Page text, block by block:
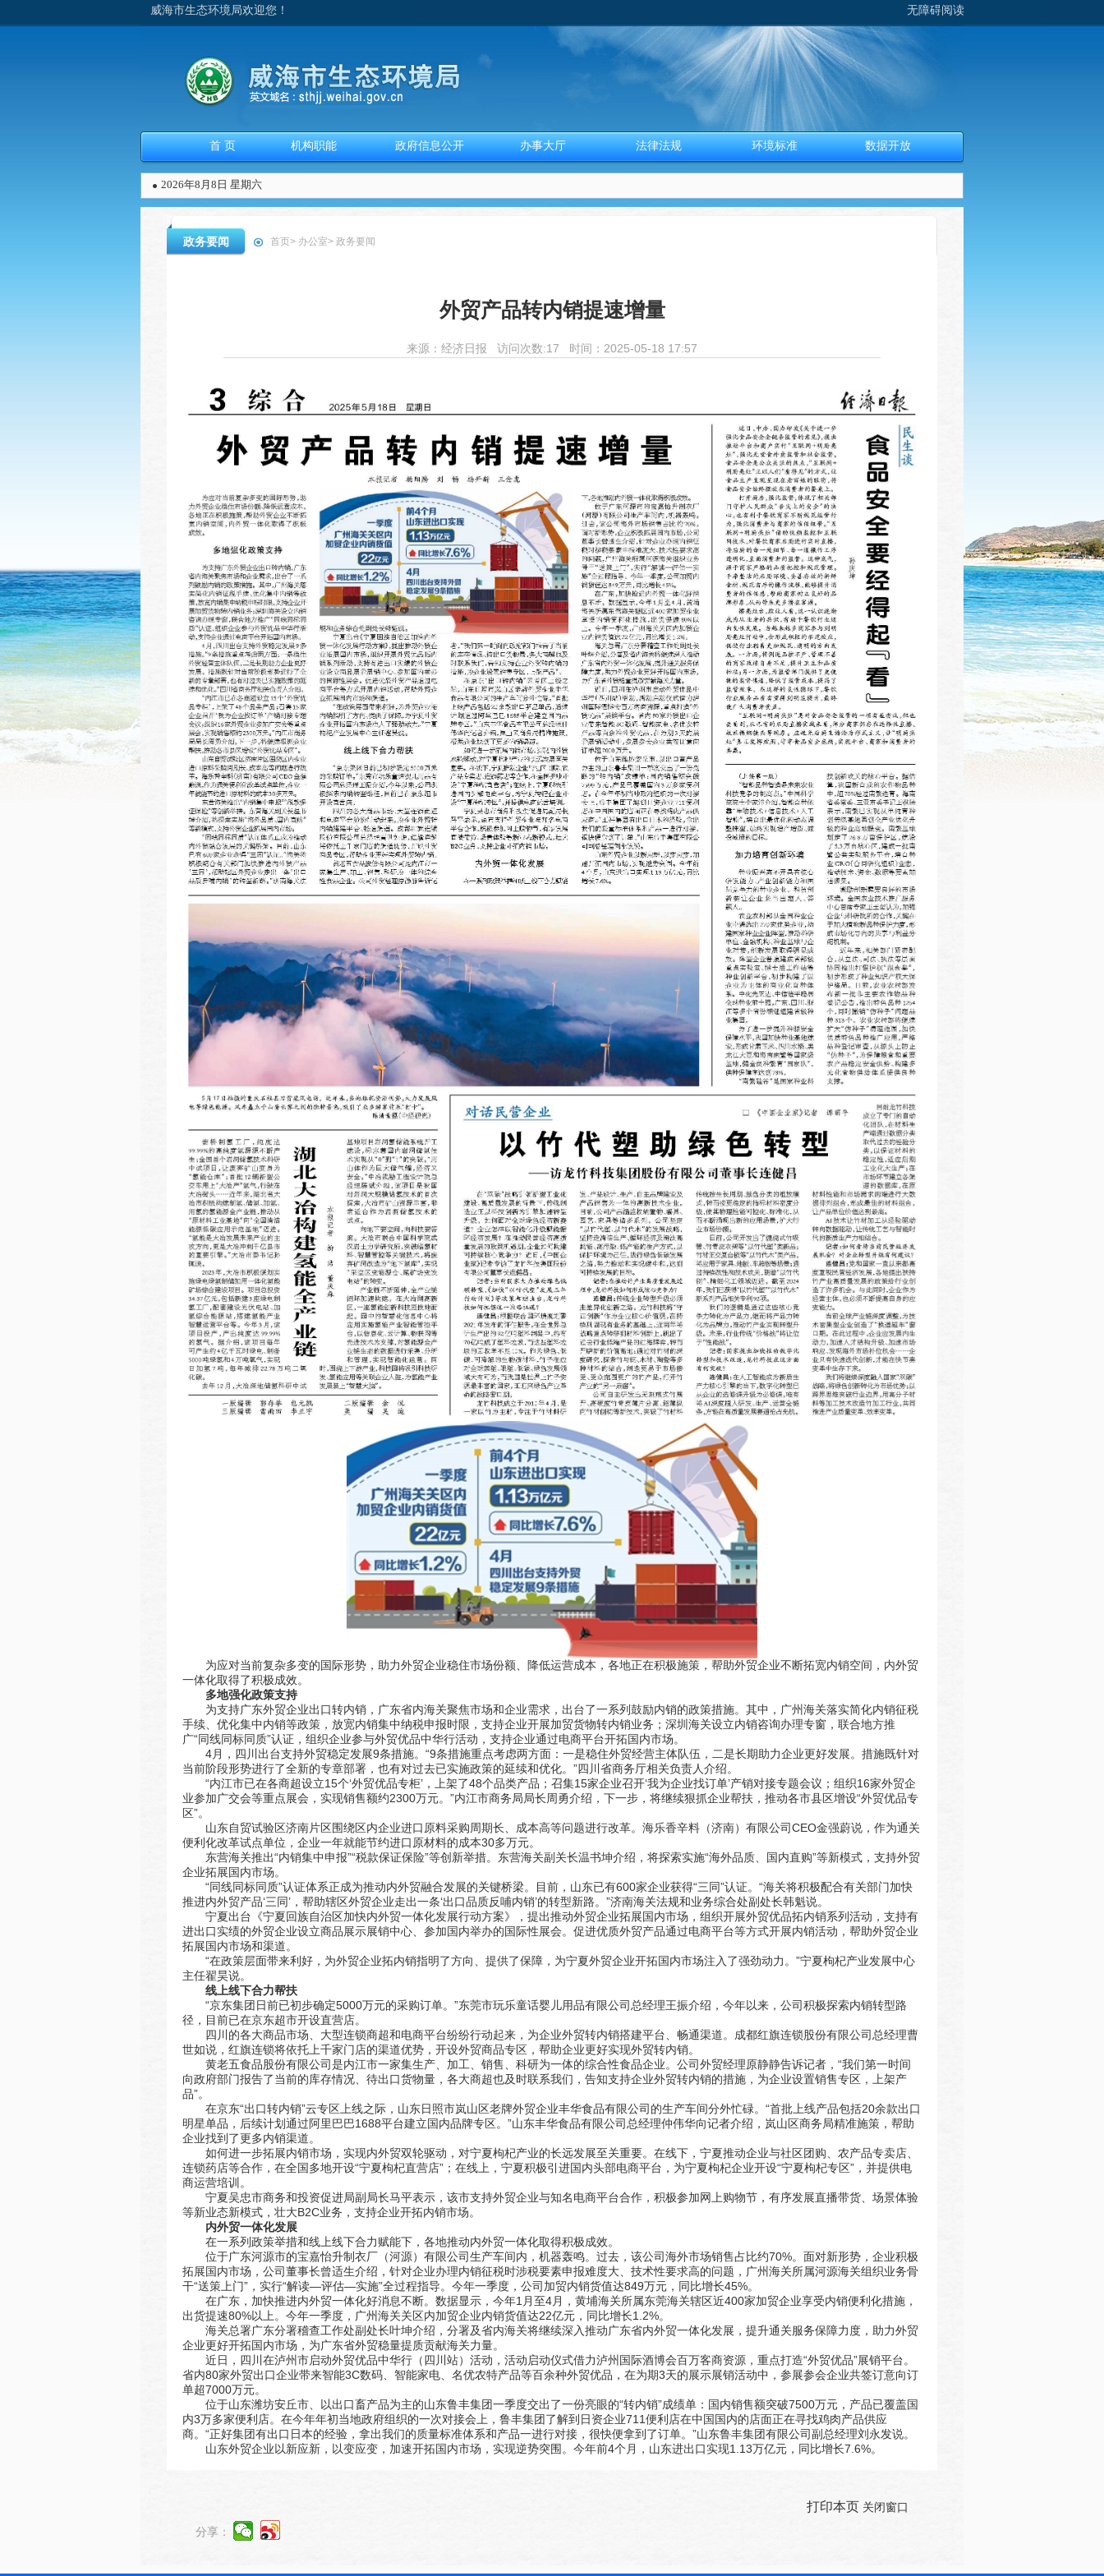
威海市生态环境局欢迎您！ 无障碍阅读
首 页 机构职能 政府信息公开 办事大厅 法律法规 环境标准 数据开放
2026年8月8日 星期六
政务要闻 首页> 办公室> 政务要闻
外贸产品转内销提速增量
来源： 经济日报 访问次数:17 时间：2025-05-18 17:57
为应对当前复杂多变的国际形势，助力外贸企业稳住市场份额、降低运营成本，各地正在积极施策，帮助外贸企业不断拓宽内销空间，内外贸
一体化取得了积极成效。
多地强化政策支持
为支持广东外贸企业出口转内销，广东省内海关聚焦市场和企业需求，出台了一系列鼓励内销的政策措施。其中，广州海关落实简化内销征税
手续、优化集中内销等政策，放宽内销集中纳税申报时限，支持企业开展加贸货物转内销业务；深圳海关设立内销咨询办理专窗，联合地方推
广“同线同标同质”认证，组织企业参与外贸优品中华行活动，支持企业通过电商平台开拓国内市场。
4月，四川出台支持外贸稳定发展9条措施。“9条措施重点考虑两方面：一是稳住外贸经营主体队伍，二是长期助力企业更好发展。措施既针对
当前阶段形势进行了全新的专章部署，也有对过去已实施政策的延续和优化。”四川省商务厅相关负责人介绍。
“内江市已在各商超设立15个‘外贸优品专柜’，上架了48个品类产品；召集15家企业召开‘我为企业找订单’产销对接专题会议；组织16家外贸企
业参加广交会等重点展会，实现销售额约2300万元。”内江市商务局局长周勇介绍，下一步，将继续狠抓企业帮扶，推动各市县区增设“外贸优品专
区”。
山东自贸试验区济南片区围绕区内企业进口原料采购周期长、成本高等问题进行改革。海乐香辛料（济南）有限公司CEO金强蔚说，作为通关
便利化改革试点单位，企业一年就能节约进口原材料的成本30多万元。
东营海关推出“内销集中申报”“税款保证保险”等创新举措。东营海关副关长温书坤介绍，将探索实施“海外品质、国内直购”等新模式，支持外贸
企业拓展国内市场。
“同线同标同质”认证体系正成为推动内外贸融合发展的关键桥梁。目前，山东已有600家企业获得“三同”认证。“海关将积极配合有关部门加快
推进内外贸产品‘三同’，帮助辖区外贸企业走出一条‘出口品质反哺内销’的转型新路。”济南海关法规和业务综合处副处长韩魁说。
宁夏出台《宁夏回族自治区加快内外贸一体化发展行动方案》，提出推动外贸企业拓展国内市场，组织开展外贸优品拓内销系列活动，支持有
进出口实绩的外贸企业设立商品展示展销中心、参加国内举办的国际性展会。促进优质外贸产品通过电商平台等方式开展内销活动，帮助外贸企业
拓展国内市场和渠道。
“在政策层面带来利好，为外贸企业拓内销指明了方向、提供了保障，为宁夏外贸企业开拓国内市场注入了强劲动力。”宁夏枸杞产业发展中心
主任翟昊说。
线上线下合力帮扶
“京东集团日前已初步确定5000万元的采购订单。”东莞市玩乐童话婴儿用品有限公司总经理王振介绍，今年以来，公司积极探索内销转型路
径，目前已在京东超市开设直营店。
四川的各大商品市场、大型连锁商超和电商平台纷纷行动起来，为企业外贸转内销搭建平台、畅通渠道。成都红旗连锁股份有限公司总经理曹
世如说，红旗连锁将依托上千家门店的渠道优势，开设外贸商品专区，帮助企业更好实现外贸转内销。
黄老五食品股份有限公司是内江市一家集生产、加工、销售、科研为一体的综合性食品企业。公司外贸经理原静静告诉记者，“我们第一时间
向政府部门报告了当前的库存情况、待出口货物量，各大商超也及时联系我们，告知支持企业外贸转内销的措施，为企业设置销售专区，上架产
品”。
在京东“出口转内销”云专区上线之际，山东日照市岚山区老牌外贸企业丰华食品有限公司的生产车间分外忙碌。“首批上线产品包括20余款出口
明星单品，后续计划通过阿里巴巴1688平台建立国内品牌专区。”山东丰华食品有限公司总经理仲伟华向记者介绍，岚山区商务局精准施策，帮助
企业找到了更多内销渠道。
如何进一步拓展内销市场，实现内外贸双轮驱动，对宁夏枸杞产业的长远发展至关重要。在线下，宁夏推动企业与社区团购、农产品专卖店、
连锁药店等合作，在全国多地开设“宁夏枸杞直营店”；在线上，宁夏积极引进国内头部电商平台，为宁夏枸杞企业开设“宁夏枸杞专区”，并提供电
商运营培训。
宁夏吴忠市商务和投资促进局副局长马平表示，该市支持外贸企业与知名电商平台合作，积极参加网上购物节，有序发展直播带货、场景体验
等新业态新模式，壮大B2C业务，支持企业开拓内销市场。
内外贸一体化发展
在一系列政策举措和线上线下合力赋能下，各地推动内外贸一体化取得积极成效。
位于广东河源市的宝嘉怡升制衣厂（河源）有限公司生产车间内，机器轰鸣。过去，该公司海外市场销售占比约70%。面对新形势，企业积极
拓展国内市场，公司董事长曾适生介绍，针对企业办理内销征税时涉税要素申报难度大、技术性要求高的问题，广州海关所属河源海关组织业务骨
干“送策上门”，实行“解读—评估—实施”全过程指导。今年一季度，公司加贸内销货值达849万元，同比增长45%。
在广东，加快推进内外贸一体化好消息不断。数据显示，今年1月至4月，黄埔海关所属东莞海关辖区近400家加贸企业享受内销便利化措施，
出货提速80%以上。今年一季度，广州海关关区内加贸企业内销货值达22亿元，同比增长1.2%。
海关总署广东分署稽查工作处副处长叶坤介绍，分署及省内海关将继续深入推动广东省内外贸一体化发展，提升通关服务保障力度，助力外贸
企业更好开拓国内市场，为广东省外贸稳量提质贡献海关力量。
近日，四川在泸州市启动外贸优品中华行（四川站）活动，活动启动仪式借力泸州国际酒博会百万客商资源，重点打造“外贸优品”展销平台。
省内80家外贸出口企业带来智能3C数码、智能家电、名优农特产品等百余种外贸优品，在为期3天的展示展销活动中，参展参会企业共签订意向订
单超7000万元。
位于山东潍坊安丘市、以出口畜产品为主的山东鲁丰集团一季度交出了一份亮眼的“转内销”成绩单：国内销售额突破7500万元，产品已覆盖国
内3万多家便利店。在今年年初当地政府组织的一次对接会上，鲁丰集团了解到日资企业711便利店在中国国内的店面正在寻找鸡肉产品供应
商。“正好集团有出口日本的经验，拿出我们的质量标准体系和产品一进行对接，很快便拿到了订单。”山东鲁丰集团有限公司副总经理刘永发说。
山东外贸企业以新应新，以变应变，加速开拓国内市场，实现逆势突围。今年前4个月，山东进出口实现1.13万亿元，同比增长7.6%。
打印本页 关闭窗口
分享：